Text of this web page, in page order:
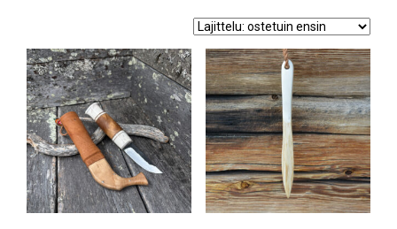
ensin